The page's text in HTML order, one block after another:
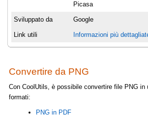
Picasa
Sviluppato da Google
Link utili Informazioni più
Convertire da PNG
Con CoolUtils, è possibile convertire file PNG in
formati:
PNG in PDF